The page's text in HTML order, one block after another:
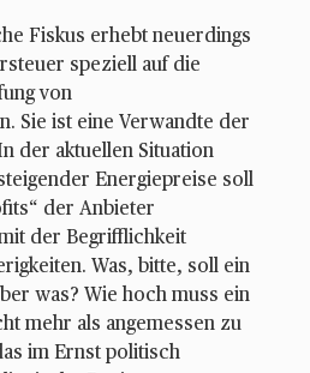
Fiskus erhebt neuerdings
speziell auf die
von
Sie ist eine Verwandte der
der aktuellen Situation
Energiepreise soll
der Anbieter
der Begrifflichkeit
Was, bitte, soll ein
was? Wie hoch muss ein
mehr als angemessen zu
im Ernst politisch